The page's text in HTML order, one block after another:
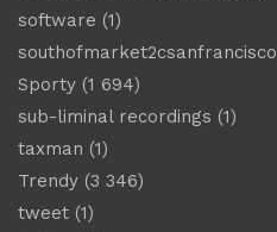
software (1)
southofmarket2csanfrancisco
Sporty (1 694)
sub-liminal recordings (1)
taxman (1)
Trendy (3 346)
tweet (1)